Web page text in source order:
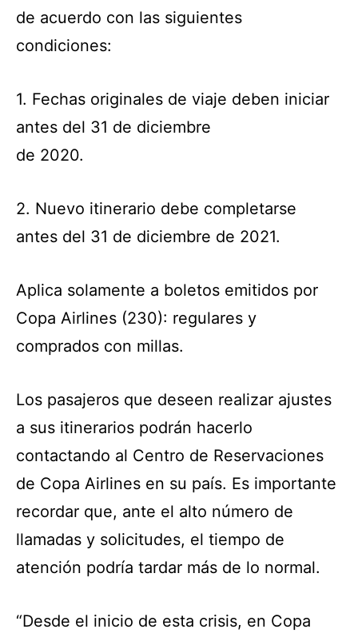
de acuerdo con las siguientes
condiciones:
1. Fechas originales de viaje deben iniciar
antes del 31 de diciembre
de 2020.
2. Nuevo itinerario debe completarse
antes del 31 de diciembre de 2021.
Aplica solamente a boletos emitidos por
Copa Airlines (230): regulares y
comprados con millas.
Los pasajeros que deseen realizar ajustes
a sus itinerarios podrán hacerlo
contactando al Centro de Reservaciones
de Copa Airlines en su país. Es importante
recordar que, ante el alto número de
llamadas y solicitudes, el tiempo de
atención podría tardar más de lo normal.
“Desde el inicio de esta crisis, en Copa